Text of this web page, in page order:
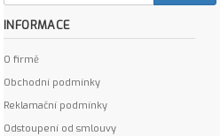
INFORMACE
O firmě
Obchodní podmínky
Reklamační podmínky
Odstoupení od smlouvy